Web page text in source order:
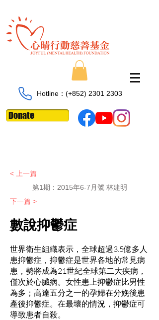
Hotline：​​(+852) 2301 2303
Donate
< 上一篇
第1期： 2015年6-7月號 林建明
下一篇 >
數說抑鬱症
世界衛生組織表示，全球超過3.5億多人
患抑鬱症，抑鬱症是世界各地的常見病
患，勢將成為21世紀全球第二大疾病，
僅次於心臟病。女性患上抑鬱症比男性
為多；高達五分之一的孕婦在分娩後患
產後抑鬱症。在最壞的情況，抑鬱症可
導致患者自殺。